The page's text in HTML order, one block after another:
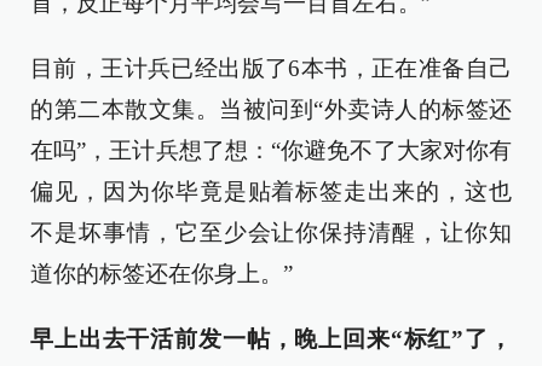
目前，王计兵已经出版了6本书，正在准备自己
的第二本散文集。当被问到“外卖诗人的标签还
在吗”，王计兵想了想：“你避免不了大家对你有
偏见，因为你毕竟是贴着标签走出来的，这也
不是坏事情，它至少会让你保持清醒，让你知
道你的标签还在你身上。”
早上出去干活前发一帖，晚上回来“标红”了，